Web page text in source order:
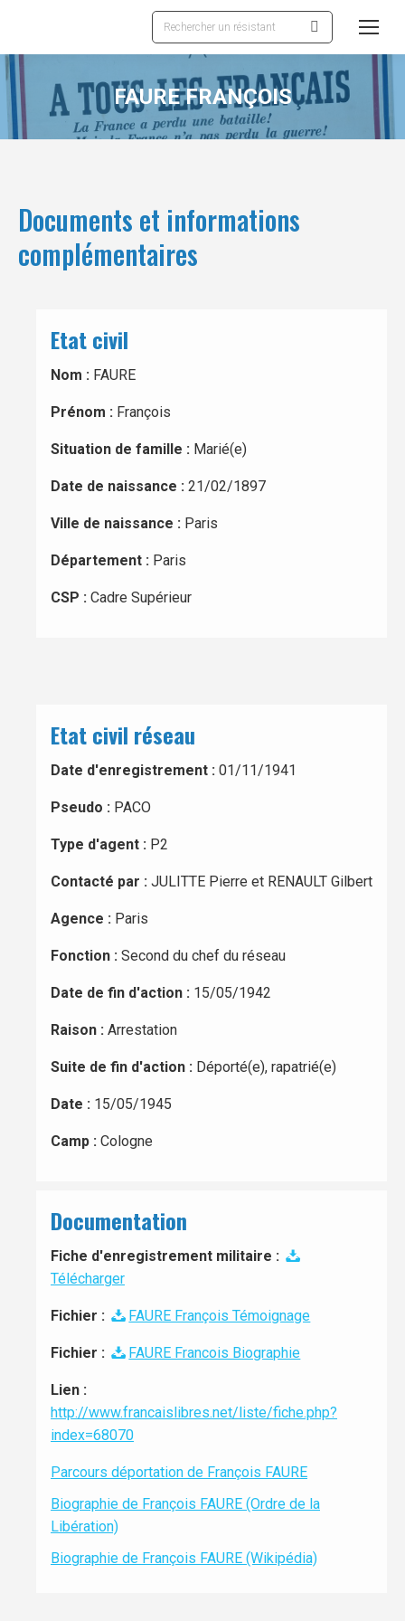
Recherche
:
FAURE FRANÇOIS
Documents et informations
complémentaires
Etat civil
Nom : FAURE
Prénom : François
Situation de famille : Marié(e)
Date de naissance : 21/02/1897
Ville de naissance : Paris
Département : Paris
CSP : Cadre Supérieur
Etat civil réseau
Date d'enregistrement : 01/11/1941
Pseudo : PACO
Type d'agent : P2
Contacté par : JULITTE Pierre et RENAULT Gilbert
Agence : Paris
Fonction : Second du chef du réseau
Date de fin d'action : 15/05/1942
Raison : Arrestation
Suite de fin d'action : Déporté(e), rapatrié(e)
Date : 15/05/1945
Camp : Cologne
Documentation
Fiche d'enregistrement militaire :
Télécharger
Fichier : FAURE François Témoignage
Fichier : FAURE Francois Biographie
Lien :
http://www.francaislibres.net/liste/fiche.php?
index=68070
Parcours déportation de François FAURE
Biographie de François FAURE (Ordre de la
Libération)
Biographie de François FAURE (Wikipédia)